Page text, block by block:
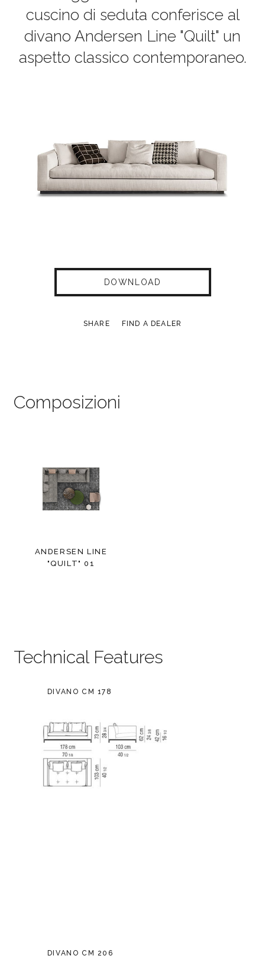
cuscino di seduta conferisce al
divano Andersen Line "Quilt" un
aspetto classico contemporaneo.
DOWNLOAD
SHARE FIND A DEALER
Composizioni
ANDERSEN LINE
"QUILT" 01
Technical Features
DIVANO CM 178
DIVANO CM 206